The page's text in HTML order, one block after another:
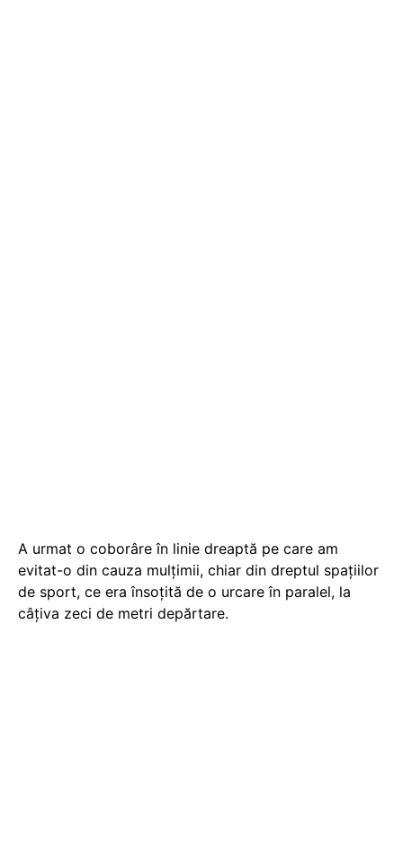
A urmat o coborâre în linie dreaptă pe care am
evitat-o din cauza mulțimii, chiar din dreptul spațiilor
de sport, ce era însoțită de o urcare în paralel, la
câțiva zeci de metri depărtare.